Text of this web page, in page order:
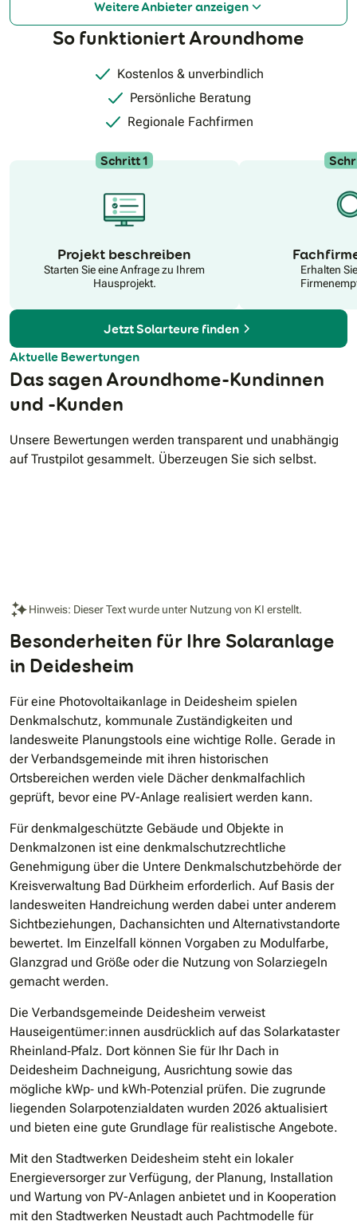
Garantiefrage: Wer ist Ihr Garantiegeber? Bei ausländischen
Herstellern, wie zum Beispiel aus China, ist der Garantiegeber
der Importeur, danach der Hersteller. Im Falle eines
Weitere Anbieter anzeigen
So funktioniert Aroundhome
Kostenlos & unverbindlich
Persönliche Beratung
Regionale Fachfirmen
Schritt 1
Projekt beschreiben
Starten Sie eine Anfrage zu Ihrem
Hausprojekt.
Erhalten
Jetzt Solarteure finden
Aktuelle Bewertungen
Das sagen Aroundhome-Kundinnen
und -Kunden
Unsere Bewertungen werden transparent und unabhängig
auf Trustpilot gesammelt. Überzeugen Sie sich selbst.
Hinweis: Dieser Text wurde unter Nutzung von KI erstellt.
Besonderheiten für Ihre Solaranlage
in Deidesheim
Für eine Photovoltaikanlage in Deidesheim spielen
Denkmalschutz, kommunale Zuständigkeiten und
landesweite Planungstools eine wichtige Rolle. Gerade in
der Verbandsgemeinde mit ihren historischen
Ortsbereichen werden viele Dächer denkmalfachlich
geprüft, bevor eine PV-Anlage realisiert werden kann.
Für denkmalgeschützte Gebäude und Objekte in
Denkmalzonen ist eine denkmalschutzrechtliche
Genehmigung über die Untere Denkmalschutzbehörde der
Kreisverwaltung Bad Dürkheim erforderlich. Auf Basis der
landesweiten Handreichung werden dabei unter anderem
Sichtbeziehungen, Dachansichten und Alternativstandorte
bewertet. Im Einzelfall können Vorgaben zu Modulfarbe,
Glanzgrad und Größe oder die Nutzung von Solarziegeln
gemacht werden.
Die Verbandsgemeinde Deidesheim verweist
Hauseigentümer:innen ausdrücklich auf das Solarkataster
Rheinland‐Pfalz. Dort können Sie für Ihr Dach in
Deidesheim Dachneigung, Ausrichtung sowie das
mögliche kWp‐ und kWh‐Potenzial prüfen. Die zugrunde
liegenden Solarpotenzialdaten wurden 2026 aktualisiert
und bieten eine gute Grundlage für realistische Angebote.
Mit den Stadtwerken Deidesheim steht ein lokaler
Energieversorger zur Verfügung, der Planung, Installation
und Wartung von PV-Anlagen anbietet und in Kooperation
mit den Stadtwerken Neustadt auch Pachtmodelle für